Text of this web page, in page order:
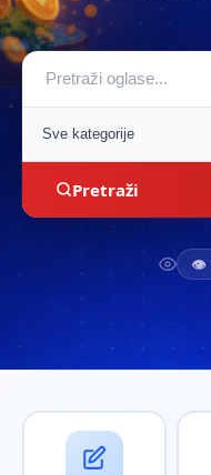
Pretraži
👁